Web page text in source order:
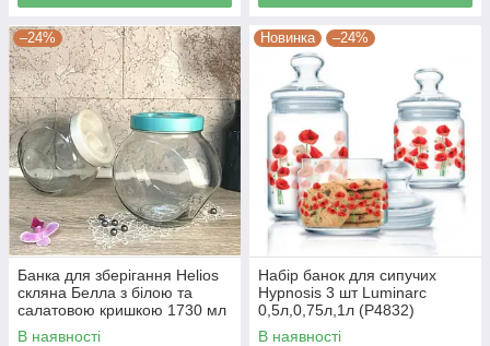
–24%
Банка для зберігання Helios
скляна Белла з білою та
салатовою кришкою 1730 мл
15015
В наявності
Новинка –24%
Набір банок для сипучих
Hypnosis 3 шт Luminarc
0,5л,0,75л,1л (P4832)
В наявності